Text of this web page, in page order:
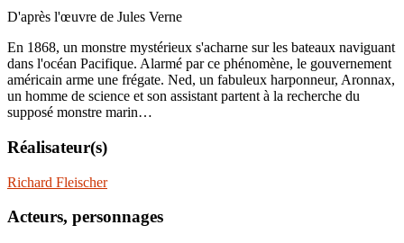
D'après l'œuvre de Jules Verne
En 1868, un monstre mystérieux s'acharne sur les bateaux naviguant
dans l'océan Pacifique. Alarmé par ce phénomène, le gouvernement
américain arme une frégate. Ned, un fabuleux harponneur, Aronnax,
un homme de science et son assistant partent à la recherche du
supposé monstre marin…
Réalisateur(s)
Richard Fleischer
Acteurs, personnages